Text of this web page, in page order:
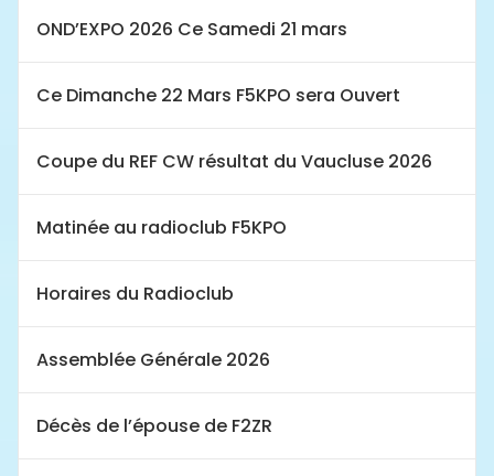
OND’EXPO 2026 Ce Samedi 21 mars
Ce Dimanche 22 Mars F5KPO sera Ouvert
Coupe du REF CW résultat du Vaucluse 2026
Matinée au radioclub F5KPO
Horaires du Radioclub
Assemblée Générale 2026
Décès de l’épouse de F2ZR